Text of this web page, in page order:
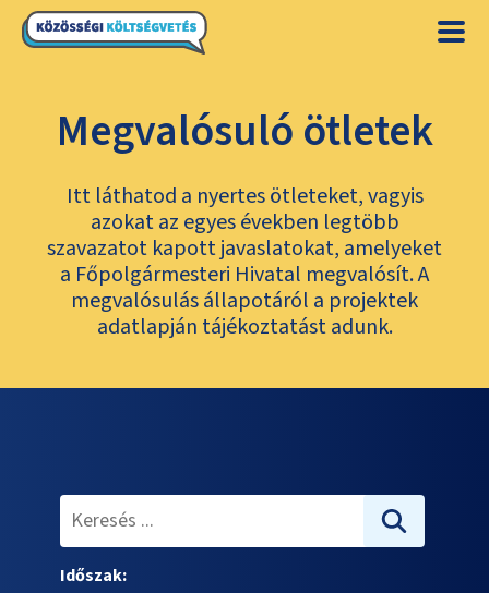
Megvalósuló ötletek
Itt láthatod a nyertes ötleteket, vagyis
azokat az egyes években legtöbb
szavazatot kapott javaslatokat, amelyeket
a Főpolgármesteri Hivatal megvalósít. A
megvalósulás állapotáról a projektek
adatlapján tájékoztatást adunk.
Időszak: